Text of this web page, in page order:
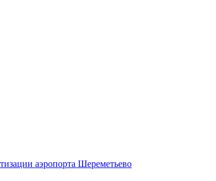
аэропорта Шереметьево